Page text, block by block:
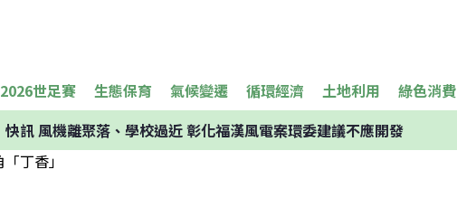
2026世足賽 生態保育 氣候變遷 循環經濟 土地利用 綠色消費
快訊風機離聚落、學校過近 彰化福漢風電案環委建議不應開發